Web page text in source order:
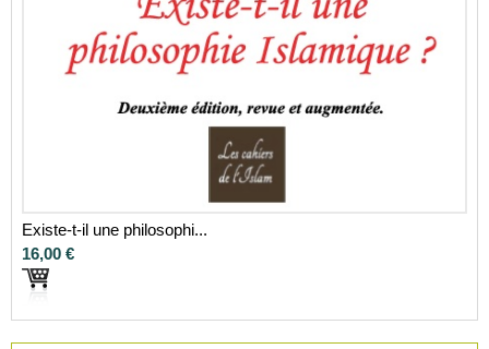
Existe-t-il une philosophi...
16,00 €